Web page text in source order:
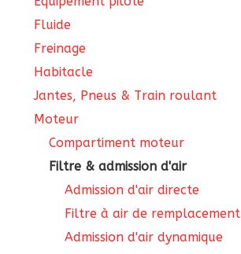
Fluide
Freinage
Habitacle
Jantes, Pneus & Train roulant
Moteur
Compartiment moteur
Filtre & admission d'air
Admission d'air directe
Filtre à air de remplacement
Admission d'air dynamique